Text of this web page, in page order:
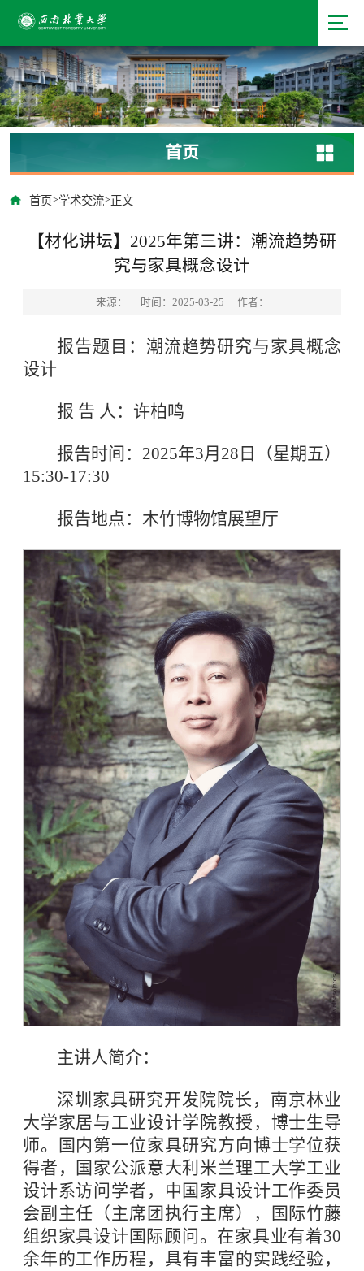
首页
首页>学术交流>正文
【材化讲坛】2025年第三讲：潮流趋势研
究与家具概念设计
来源： 时间：2025-03-25 作者：
报告题目：潮流趋势研究与家具概念
设计
报 告 人：许柏鸣
报告时间：2025年3月28日（星期五）
15:30-17:30
报告地点：木竹博物馆展望厅
主讲人简介：
深圳家具研究开发院院长，南京林业
大学家居与工业设计学院教授，博士生导
师。国内第一位家具研究方向博士学位获
得者，国家公派意大利米兰理工大学工业
设计系访问学者，中国家具设计工作委员
会副主任（主席团执行主席），国际竹藤
组织家具设计国际顾问。在家具业有着30
余年的工作历程，具有丰富的实践经验，